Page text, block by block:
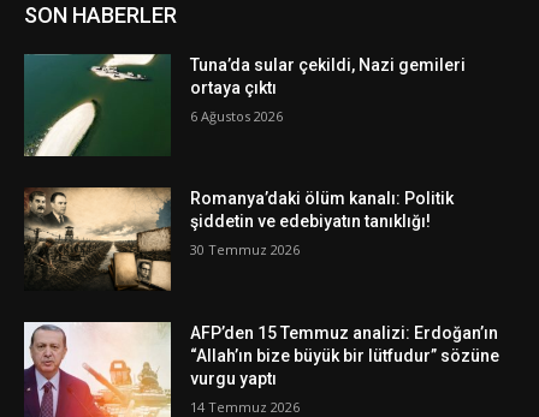
SON HABERLER
Tuna’da sular çekildi, Nazi gemileri
ortaya çıktı
6 Ağustos 2026
Romanya’daki ölüm kanalı: Politik
şiddetin ve edebiyatın tanıklığı!
30 Temmuz 2026
AFP’den 15 Temmuz analizi: Erdoğan’ın
“Allah’ın bize büyük bir lütfudur” sözüne
vurgu yaptı
14 Temmuz 2026